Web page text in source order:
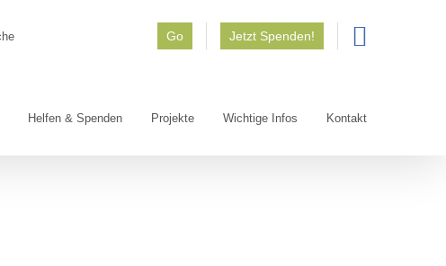
Go Jetzt Spenden!
Helfen & Spenden Projekte Wichtige Infos Kontakt